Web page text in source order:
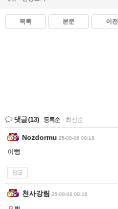
목록 본문 이전
댓글(13) 등록순 최신순
Nozdormu 25-08-06 08:18
이뻥
답글
천사강림 25-08-06 08:18